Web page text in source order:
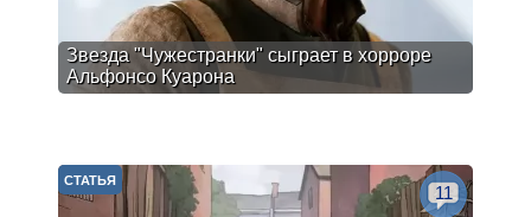
Звезда "Чужестранки" сыграет в хорроре
Альфонсо Куарона
СТАТЬЯ
11